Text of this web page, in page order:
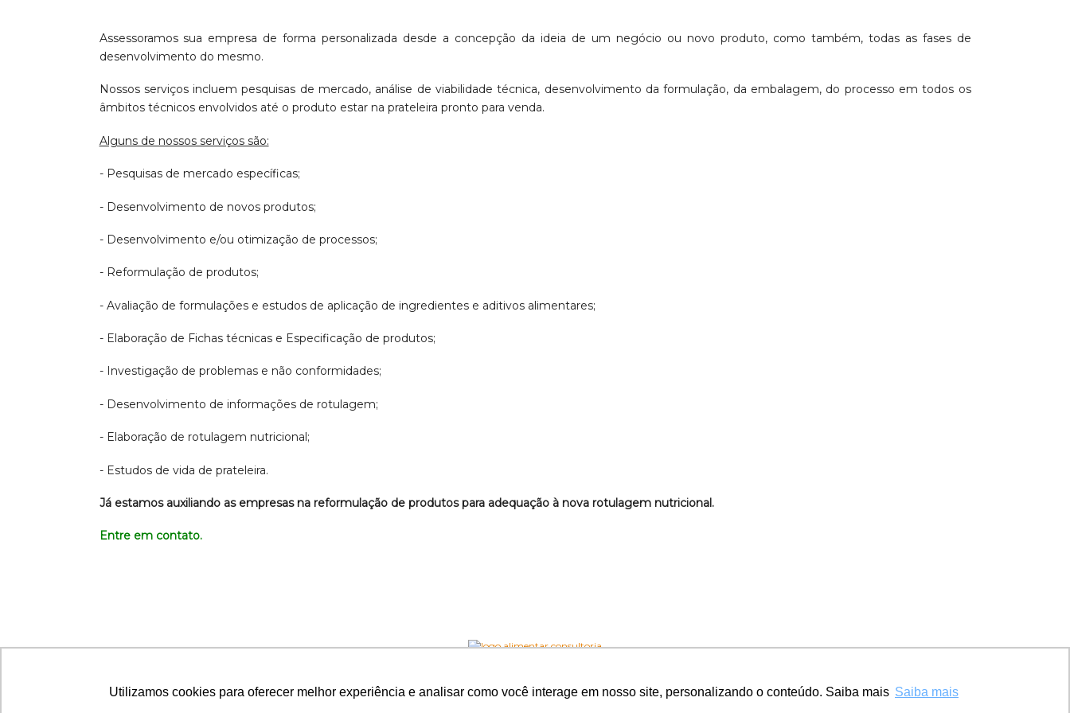
Utilizamos cookies para oferecer melhor experiência e analisar como você interage em nosso site, personalizando o conteúdo. Saiba mais Saiba mais
Assessoramos sua empresa de forma personalizada desde a concepção da ideia de um negócio ou novo produto, como também, todas as fases de
desenvolvimento do mesmo.
Nossos serviços incluem pesquisas de mercado, análise de viabilidade técnica, desenvolvimento da formulação, da embalagem, do processo em todos os
âmbitos técnicos envolvidos até o produto estar na prateleira pronto para venda.
Alguns de nossos serviços são:
- Pesquisas de mercado específicas;
- Desenvolvimento de novos produtos;
- Desenvolvimento e/ou otimização de processos;
- Reformulação de produtos;
- Avaliação de formulações e estudos de aplicação de ingredientes e aditivos alimentares;
- Elaboração de Fichas técnicas e Especificação de produtos;
- Investigação de problemas e não conformidades;
- Desenvolvimento de informações de rotulagem;
- Elaboração de rotulagem nutricional;
- Estudos de vida de prateleira.
Já estamos auxiliando as empresas na reformulação de produtos para adequação à nova rotulagem nutricional.
Entre em contato.